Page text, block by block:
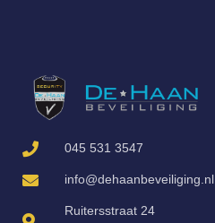
045 531 3547
info@dehaanbeveiliging.nl
Ruitersstraat 24